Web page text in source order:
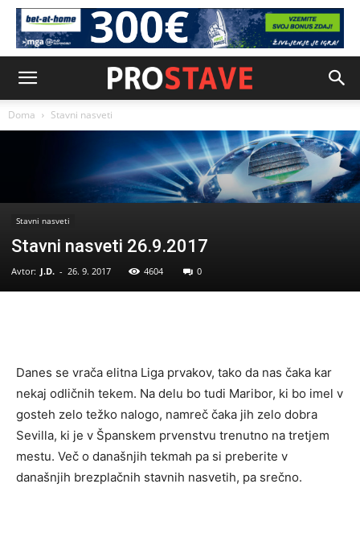
Doma Stavni nasveti
Stavni nasveti
Stavni nasveti 26.9.2017
Avtor: J.D. - 26. 9. 2017 4604 0
Danes se vrača elitna Liga prvakov, tako da nas čaka kar
nekaj odličnih tekem. Na delu bo tudi Maribor, ki bo imel v
gosteh zelo težko nalogo, namreč čaka jih zelo dobra
Sevilla, ki je v Španskem prvenstvu trenutno na tretjem
mestu. Več o današnjih tekmah pa si preberite v
današnjih brezplačnih stavnih nasvetih, pa srečno.